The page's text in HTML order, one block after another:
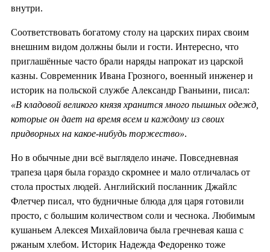
внутри.
Соответствовать богатому столу на царских пирах своим
внешним видом должны были и гости. Интересно, что
приглашённые часто брали наряды напрокат из царской
казны. Современник Ивана Грозного, военный инженер и
историк на польской службе Александр Гваньини, писал:
«В кладовой великого князя хранится много пышных одежд,
которые он дает на время всем и каждому из своих
придворных на какое-нибудь торжество».
Но в обычные дни всё выглядело иначе. Повседневная
трапеза царя была гораздо скромнее и мало отличалась от
стола простых людей. Английский посланник Джайлс
Флетчер писал, что будничные блюда для царя готовили
просто, с большим количеством соли и чеснока. Любимым
кушаньем Алексея Михайловича была гречневая каша с
ржаным хлебом. Историк Надежда Федоренко тоже